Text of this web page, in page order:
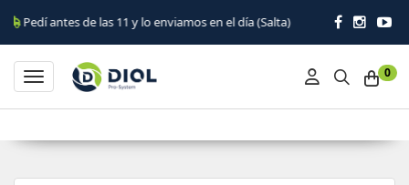
de las 11 y lo enviamos en el día (Salta)
0
Toggle navigation